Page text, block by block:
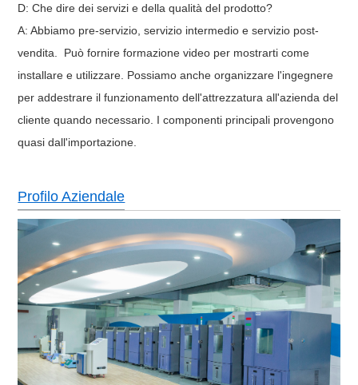
D: Che dire dei servizi e della qualità del prodotto?
A: Abbiamo pre-servizio, servizio intermedio e servizio post-
vendita.
Può fornire formazione video per mostrarti come
installare e utilizzare. Possiamo anche organizzare l'ingegnere
per addestrare il funzionamento dell'attrezzatura all'azienda del
cliente quando necessario. I componenti principali provengono
quasi dall'importazione.
Profilo Aziendale